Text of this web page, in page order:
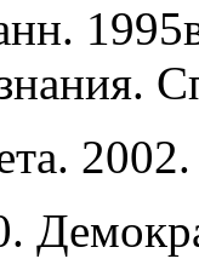
2002.